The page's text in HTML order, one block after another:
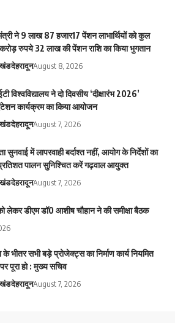
ने 9 लाख 87 हजार17 पेंशन लाभार्थियों को कुल
रुपये 32 लाख की पेंशन राशि का किया भुगतान
देहरादूनAugust 8, 2026
विश्वविद्यालय ने दो दिवसीय ‘दीक्षारंभ 2026’
कार्यक्रम का किया आयोजन
देहरादूनAugust 7, 2026
सुनवाई में लापरवाही बर्दाश्त नहीं, आयोग के निर्देशों का
पालन सुनिश्चित करें गढ़वाल आयुक्त
देहरादूनAugust 7, 2026
लेकर डीएम डॉ0 आशीष चौहान ने की समीक्षा बैठक
भीतर सभी बड़े प्रोजेक्ट्स का निर्माण कार्य नियमित
पूरा हो : मुख्य सचिव
देहरादूनAugust 7, 2026